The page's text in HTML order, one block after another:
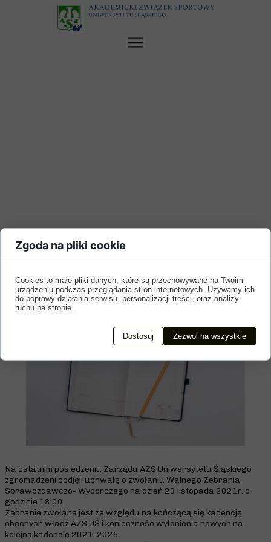
Na ostatnim posiedzeniu Zarządu AZS Uniwersytetu Śląskiego
zgromadzeni podjęli uchwałę o zwołaniu Walnego Zebrania
Sprawozdawczo- Wyborczego na dzień 23 listopada 2021r. o
godzinie 18:00.
Zebranie zwołane jest ze względu na kończącą się kadencję
obecnych władz AZS UŚ i konieczność wyłonienia nowych na
kolejną kadencję 2021-2025.
Zgoda na pliki cookie
Cookies to małe pliki danych, które są przechowywane na Twoim
urządzeniu podczas przeglądania stron internetowych. Używamy ich
do poprawy działania serwisu, personalizacji treści, oraz analizy
ruchu na stronie.
Dostosuj Zezwól na wszystkie